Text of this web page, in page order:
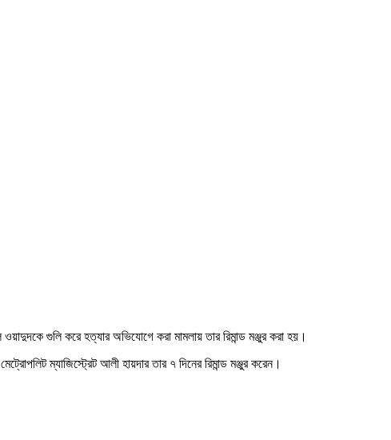
গুলি করে হত্যার অভিযোগে করা মামলায় তার রিমান্ড মঞ্জুর করা হয়।
ম্যাজিস্ট্রেট আলী হায়দার তার ৭ দিনের রিমান্ড মঞ্জুর করেন।